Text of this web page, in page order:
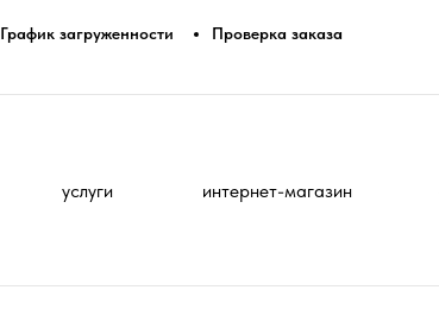
услуги интернет-магазин
График загруженности Проверка заказа